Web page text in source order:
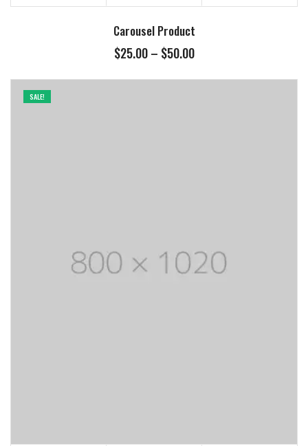
Carousel Product
$25.00– $50.00
SALE!